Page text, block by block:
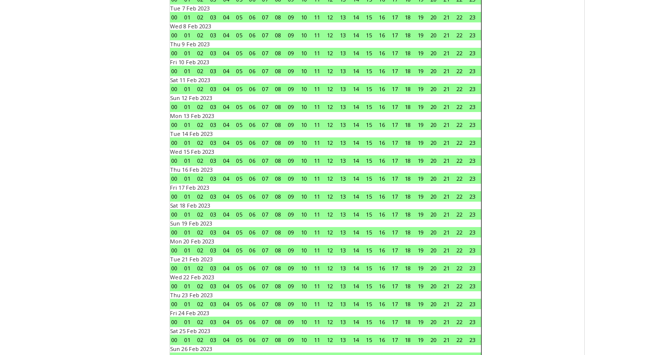
Tue 7 Feb 2023
00
01 02 03 04 05 06 07 08 09 10 11 12 13 14 15 16 17 18 19 20 21 22
23
Wed 8 Feb 2023
00
01 02 03 04 05 06 07 08 09 10 11 12 13 14 15 16 17 18 19 20 21 22
23
Thu 9 Feb 2023
00
01 02 03 04 05 06 07 08 09 10 11 12 13 14 15 16 17 18 19 20 21 22
23
Fri 10 Feb 2023
00
01 02 03 04 05 06 07 08 09 10 11 12 13 14 15 16 17 18 19 20 21 22
23
Sat 11 Feb 2023
00
01 02 03 04 05 06 07 08 09 10 11 12 13 14 15 16 17 18 19 20 21 22
23
Sun 12 Feb 2023
00
01 02 03 04 05 06 07 08 09 10 11 12 13 14 15 16 17 18 19 20 21 22
23
Mon 13 Feb 2023
00
01 02 03 04 05 06 07 08 09 10 11 12 13 14 15 16 17 18 19 20 21 22
23
Tue 14 Feb 2023
00
01 02 03 04 05 06 07 08 09 10 11 12 13 14 15 16 17 18 19 20 21 22
23
Wed 15 Feb 2023
00
01 02 03 04 05 06 07 08 09 10 11 12 13 14 15 16 17 18 19 20 21 22
23
Thu 16 Feb 2023
00
01 02 03 04 05 06 07 08 09 10 11 12 13 14 15 16 17 18 19 20 21 22
23
Fri 17 Feb 2023
00
01 02 03 04 05 06 07 08 09 10 11 12 13 14 15 16 17 18 19 20 21 22
23
Sat 18 Feb 2023
00
01 02 03 04 05 06 07 08 09 10 11 12 13 14 15 16 17 18 19 20 21 22
23
Sun 19 Feb 2023
00
01 02 03 04 05 06 07 08 09 10 11 12 13 14 15 16 17 18 19 20 21 22
23
Mon 20 Feb 2023
00
01 02 03 04 05 06 07 08 09 10 11 12 13 14 15 16 17 18 19 20 21 22
23
Tue 21 Feb 2023
00
01 02 03 04 05 06 07 08 09 10 11 12 13 14 15 16 17 18 19 20 21 22
23
Wed 22 Feb 2023
00
01 02 03 04 05 06 07 08 09 10 11 12 13 14 15 16 17 18 19 20 21 22
23
Thu 23 Feb 2023
00
01 02 03 04 05 06 07 08 09 10 11 12 13 14 15 16 17 18 19 20 21 22
23
Fri 24 Feb 2023
00
01 02 03 04 05 06 07 08 09 10 11 12 13 14 15 16 17 18 19 20 21 22
23
Sat 25 Feb 2023
00
01 02 03 04 05 06 07 08 09 10 11 12 13 14 15 16 17 18 19 20 21 22
23
Sun 26 Feb 2023